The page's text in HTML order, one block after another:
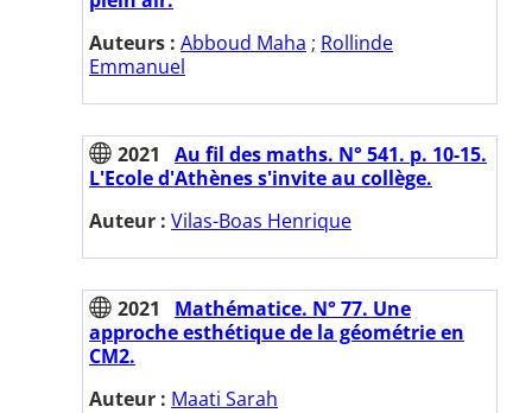
Auteurs : Abboud Maha ; Rollinde
Emmanuel
2021
Au fil des maths. N° 541. p. 10-15.
L'Ecole d'Athènes s'invite au collège.
Auteur : Vilas-Boas Henrique
2021
Mathématice. N° 77. Une
approche esthétique de la géométrie en
CM2.
Auteur : Maati Sarah